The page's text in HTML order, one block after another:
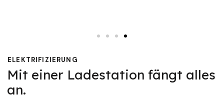
ELEKTRIFIZIERUNG
Mit einer Ladestation fängt alles
an.